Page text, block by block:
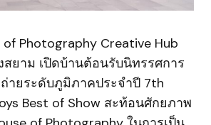
of Photography Creative Hub
สยาม เปิดบ้านต้อนรับนิทรรศการ
ายระดับภูมิภาคประจำปี 7th
Best of Show สะท้อนศักยภาพ